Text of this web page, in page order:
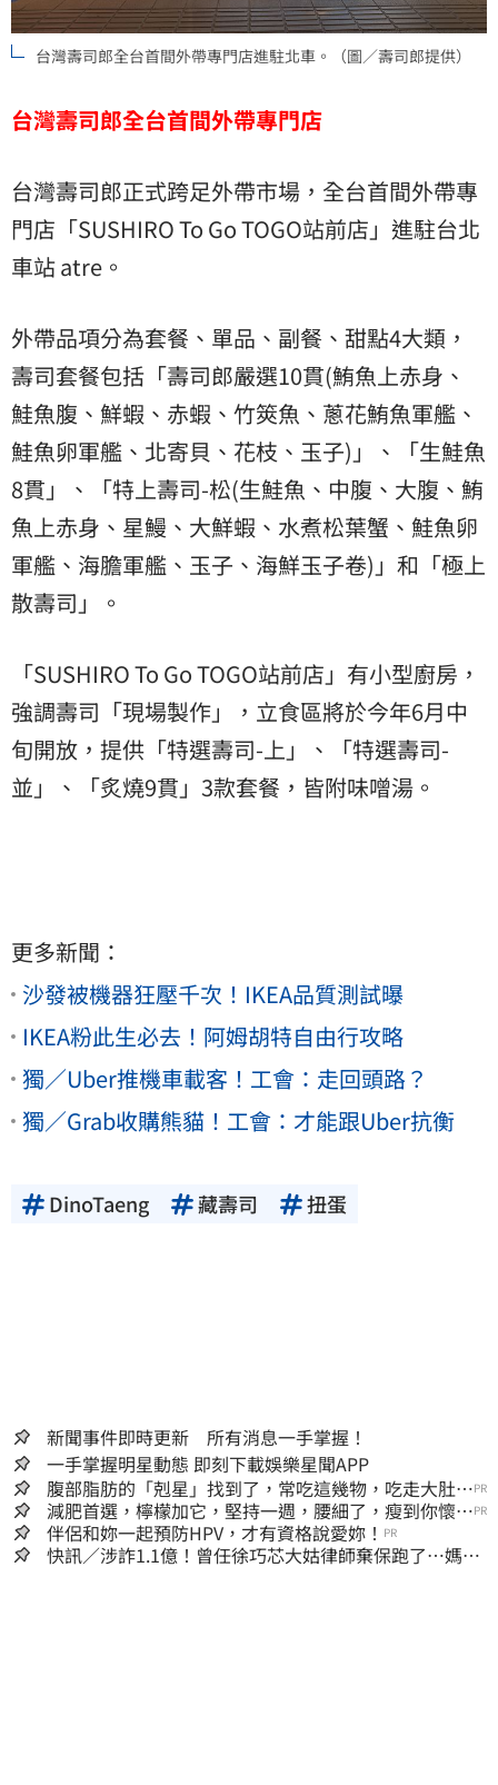
台灣壽司郎全台首間外帶專門店進駐北車。（圖／壽司郎提供）
台灣壽司郎全台首間外帶專門店
台灣壽司郎正式跨足外帶市場，全台首間外帶專
門店「SUSHIRO To Go TOGO站前店」進駐台北
車站 atre。
外帶品項分為套餐、單品、副餐、甜點4大類，
壽司套餐包括「壽司郎嚴選10貫(鮪魚上赤身、
鮭魚腹、鮮蝦、赤蝦、竹筴魚、蔥花鮪魚軍艦、
鮭魚卵軍艦、北寄貝、花枝、玉子)」、「生鮭魚
8貫」、「特上壽司-松(生鮭魚、中腹、大腹、鮪
魚上赤身、星鰻、大鮮蝦、水煮松葉蟹、鮭魚卵
軍艦、海膽軍艦、玉子、海鮮玉子卷)」和「極上
散壽司」。
「SUSHIRO To Go TOGO站前店」有小型廚房，
強調壽司「現場製作」，立食區將於今年6月中
旬開放，提供「特選壽司-上」、「特選壽司-
並」、「炙燒9貫」3款套餐，皆附味噌湯。
更多新聞：
沙發被機器狂壓千次！IKEA品質測試曝
IKEA粉此生必去！阿姆胡特自由行攻略
獨／Uber推機車載客！工會：走回頭路？
獨／Grab收購熊貓！工會：才能跟Uber抗衡
DinoTaeng 藏壽司 扭蛋
新聞事件即時更新 所有消息一手掌握！
一手掌握明星動態 即刻下載娛樂星聞APP
腹部脂肪的「剋星」找到了，常吃這幾物，吃走大肚
囊，瘦出小蠻腰
PR
減肥首選，檸檬加它，堅持一週，腰細了，瘦到你懷疑
人生
PR
伴侶和妳一起預防HPV，才有資格說愛妳！ PR
快訊／涉詐1.1億！曾任徐巧芯大姑律師棄保跑了…媽也